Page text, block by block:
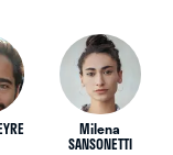
Milena
SANSONETTI